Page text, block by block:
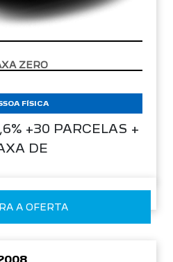
+30 PARCELAS +
DE
FÍSICA
A OFERTA